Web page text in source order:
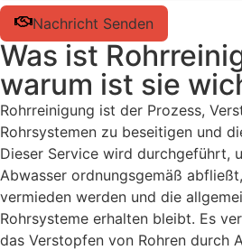
Nachricht Senden
Was ist
warum ist sie
Rohrreinigung ist der Prozess,
Rohrsystemen zu beseitigen und
Dieser Service wird durchgeführt,
Abwasser ordnungsgemäß
vermieden werden und die
Rohrsysteme erhalten bleibt. Es
das Verstopfen von Rohren durch